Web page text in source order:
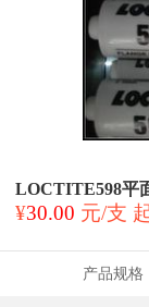
LOCTITE598平
¥30.00 元/支
产品规格